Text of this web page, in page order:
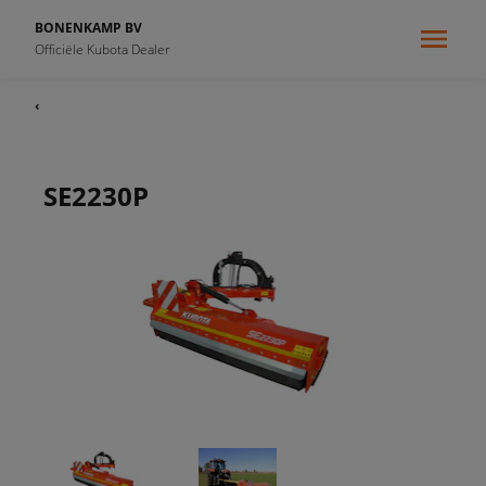
BONENKAMP BV
Officiële Kubota Dealer
‹
SE2230P